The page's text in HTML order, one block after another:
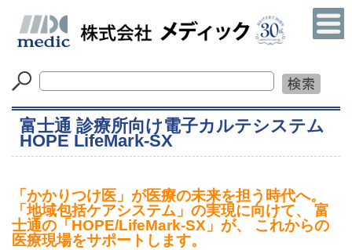
富士通 診療所向け電子カルテシステム
HOPE LifeMark-SX
「かかりつけ医」が医療の未来を担う時代へ。
「地域包括ケアシステム」の実現に向けて、 富
士通の「HOPE/LifeMark-SX」が、 これからの
医療現場をサポートします。